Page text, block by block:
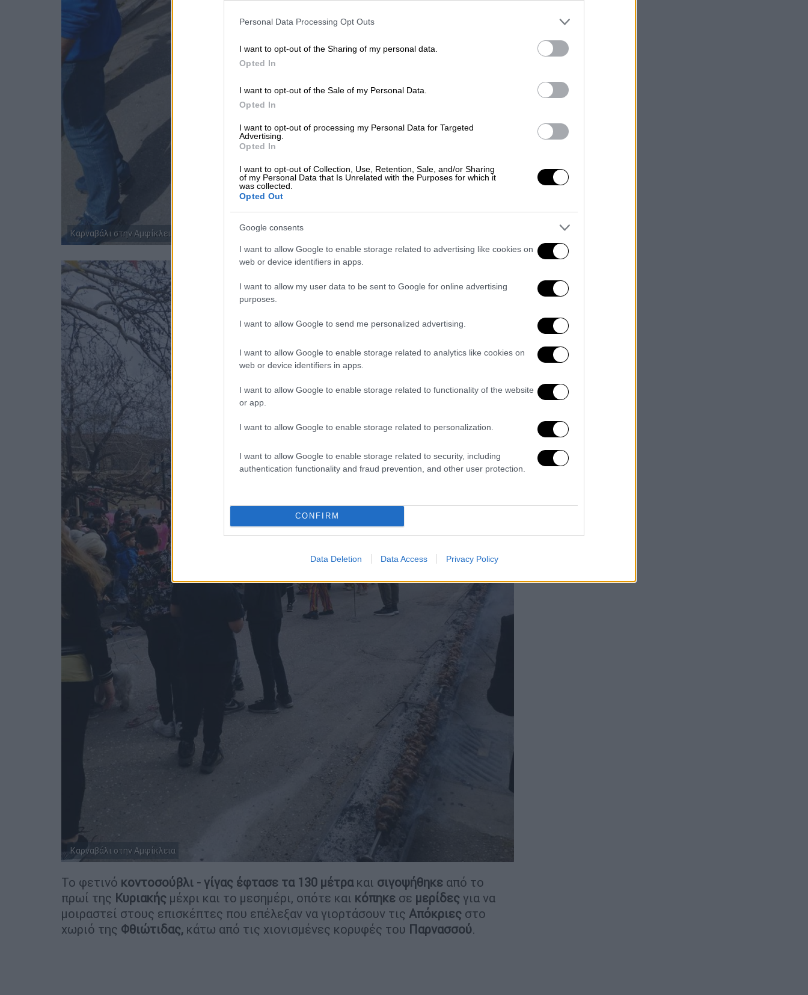
Personal Data Processing Opt Outs
I want to opt-out of the Sharing of my personal data.
Opted In
I want to opt-out of the Sale of my Personal Data.
Opted In
I want to opt-out of processing my Personal Data for Targeted
Advertising.
Opted In
I want to opt-out of Collection, Use, Retention, Sale, and/or Sharing
of my Personal Data that Is Unrelated with the Purposes for which it
was collected.
Opted Out
Google consents
I want to allow Google to enable storage related to advertising like cookies on
web or device identifiers in apps.
I want to allow my user data to be sent to Google for online advertising
purposes.
I want to allow Google to send me personalized advertising.
I want to allow Google to enable storage related to analytics like cookies on
web or device identifiers in apps.
I want to allow Google to enable storage related to functionality of the website
or app.
I want to allow Google to enable storage related to personalization.
I want to allow Google to enable storage related to security, including
authentication functionality and fraud prevention, and other user protection.
CONFIRM
Data Deletion Data Access Privacy Policy
Καρναβάλι στην Αμφίκλεια
Καρναβάλι στην Αμφίκλεια
Το φετινό κοντοσούβλι - γίγας έφτασε τα 130 μέτρακαι σιγοψήθηκε από το
πρωί της Κυριακής μέχρι και το μεσημέρι, οπότε και κόπηκε σε μερίδες για να
μοιραστεί στους επισκέπτες που επέλεξαν να γιορτάσουν τις Απόκριες στο
χωριό της Φθιώτιδας, κάτω από τις χιονισμένες κορυφές του Παρνασσού.